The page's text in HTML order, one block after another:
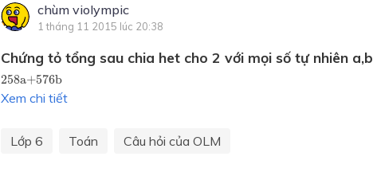
chùm violympic
1 tháng 11 2015 lúc 20:38
Chứng tỏ tổng sau chia het cho 2 với mọi số tự nhiên a,b
258a+576b
258a+576b
Xem chi tiết
Lớp 6 Toán Câu hỏi của OLM